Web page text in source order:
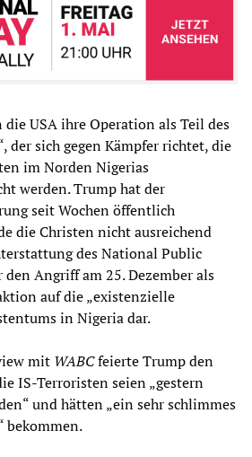
USA ihre Operation als Teil des
der sich gegen Kämpfer richtet, die
im Norden Nigerias
werden. Trump hat der
seit Wochen öffentlich
die Christen nicht ausreichend
des National Public
den Angriff am 25. Dezember als
auf die „existenzielle
in Nigeria dar.
mit WABCfeierte Trump den
IS-Terroristen seien „gestern
und hätten „ein sehr schlimmes
bekommen.